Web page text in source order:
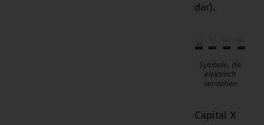
dar).
Symbole, die
elektrisch
verstehen
Capital X